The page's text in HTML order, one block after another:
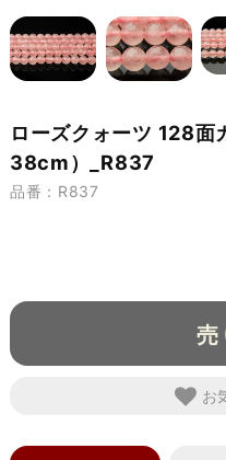
ローズクォーツ 128
38cm）_R837
品番：R837
売
お